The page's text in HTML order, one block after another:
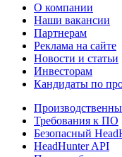
О компании
Наши вакансии
Партнерам
Реклама на сайте
Новости и статьи
Инвесторам
Кандидаты по
Требования к ПО
Безопасный
HeadHunter API